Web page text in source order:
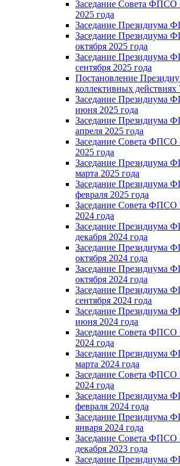
Заседание Совета ФПСО
2025 года
Заседание Президиума
Заседание Президиума
октября 2025 года
Заседание Президиума
сентября 2025 года
Постановление
коллективных действиях
Заседание Президиума
июня 2025 года
Заседание Президиума
апреля 2025 года
Заседание Совета ФПСО
2025 года
Заседание Президиума
марта 2025 года
Заседание Президиума
февраля 2025 года
Заседание Совета ФПСО
2024 года
Заседание Президиума
декабря 2024 года
Заседание Президиума
октября 2024 года
Заседание Президиума
октября 2024 года
Заседание Президиума
сентября 2024 года
Заседание Президиума
июня 2024 года
Заседание Совета ФПСО
2024 года
Заседание Президиума
марта 2024 года
Заседание Совета
2024 года
Заседание Президиума
февраля 2024 года
Заседание Президиума
января 2024 года
Заседание Совета
декабря 2023 года
Заседание Президиума